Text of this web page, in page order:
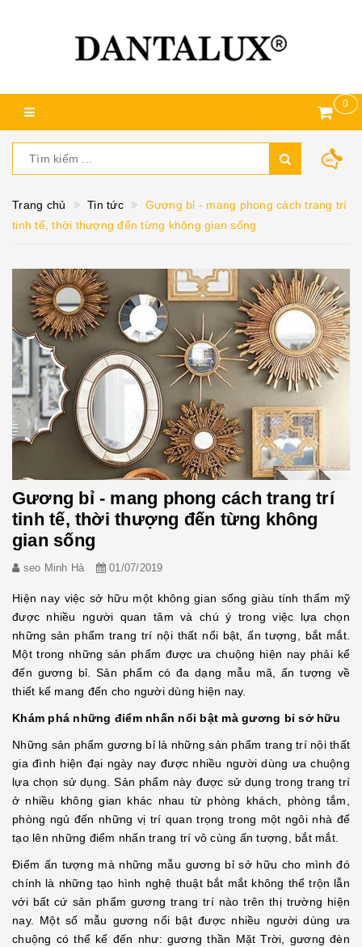
0
Trang chủ Tin tức
Gương bỉ - mang phong cách trang trí
tinh tế, thời thượng đến từng không gian sống
Gương bỉ - mang phong cách trang trí
tinh tế, thời thượng đến từng không
gian sống
seo Minh Hà 01/07/2019
Hiện nay việc sở hữu một không gian sống giàu tính thẩm mỹ
được nhiều người quan tâm và chú ý trong việc lựa chọn
những sản phẩm trang trí nội thất nổi bật, ấn tượng, bắt mắt.
Một trong những sản phẩm được ưa chuộng hiện nay phải kể
đến gương bỉ. Sản phẩm có đa dạng mẫu mã, ấn tượng về
thiết kế mang đến cho người dùng hiện nay.
Khám phá những điểm nhấn nổi bật mà gương bỉ sở hữu
Những sản phẩm gương bỉ là những sản phẩm trang trí nội thất
gia đình hiện đại ngày nay được nhiều người dùng ưa chuộng
lựa chọn sử dụng. Sản phẩm này được sử dụng trong trang trí
ở nhiều không gian khác nhau từ phòng khách, phòng tắm,
phòng ngủ đến những vị trí quan trọng trong một ngôi nhà để
tạo lên những điểm nhấn trang trí vô cùng ấn tượng, bắt mắt.
Điểm ấn tượng mà những mẫu gương bỉ sở hữu cho mình đó
chính là những tạo hình nghệ thuật bắt mắt không thể trộn lẫn
với bất cứ sản phẩm gương trang trí nào trên thị trường hiện
nay. Một số mẫu gương nổi bật được nhiều người dùng ưa
chuộng có thể kể đến như: gương thần Mặt Trời, gương đèn